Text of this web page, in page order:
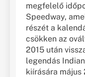
megfelelő
Speedway,
részét a
csökken az
2015 után
legendás
kiírására